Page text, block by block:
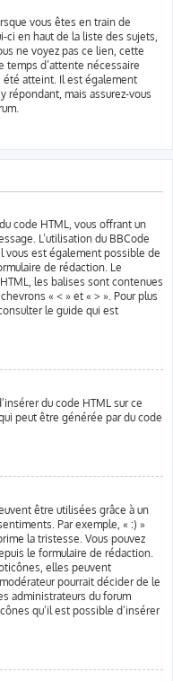
vous êtes en train de
ci en haut de la liste des sujets,
ne voyez pas ce lien, cette
d’attente nécessaire
été atteint. Il est également
mais assurez-vous
code HTML, vous offrant un
L’utilisation du BBCode
vous est également possible de
de rédaction. Le
les balises sont contenues
« < » et « > ». Pour plus
le guide qui est
du code HTML sur ce
peut être générée par du code
être utilisées grâce à un
Par exemple, « :) »
la tristesse. Vous pouvez
le formulaire de rédaction.
elles peuvent
pourrait décider de le
administrateurs du forum
qu’il est possible d’insérer